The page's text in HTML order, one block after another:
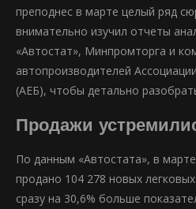
преподнес в марте целый ряд
внимательно изучил отчеты
«Автостат», Минпромторга и
автопроизводителей
(АЕБ), чтобы детально
Продажи
По данным «Автостата», в
продано 104 278 новых
сразу на 30,6% больше